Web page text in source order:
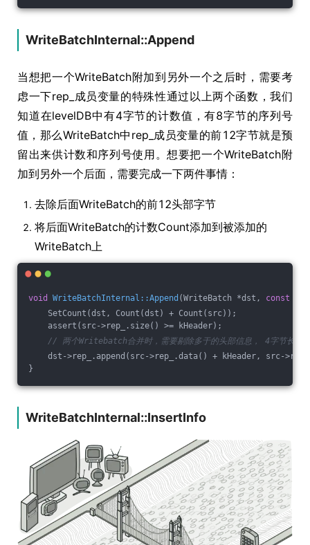
WriteBatchInternal::Append
当想把一个WriteBatch附加到另外一个之后时，需要考
虑一下rep_成员变量的特殊性通过以上两个函数，我们
知道在levelDB中有4字节的计数值，有8字节的序列号
值，那么WriteBatch中rep_成员变量的前12字节就是预
留出来供计数和序列号使用。想要把一个WriteBatch附
加到另外一个后面，需要完成一下两件事情：
去除后面WriteBatch的前12头部字节
将后面WriteBatch的计数Count添加到被添加的
WriteBatch上
void WriteBatchInternal::Append (WriteBatch *dst, const
SetCount(dst, Count(dst) + Count(src));
assert(src->rep_.size() >= kHeader);
// 两个Writebatch合并时，需要剔除多于的头部信息， 4字节长度
dst->rep_.append(src->rep_.data() + kHeader, src-
}
WriteBatchInternal::InsertInfo